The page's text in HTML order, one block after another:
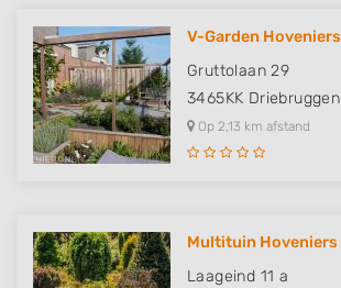
V-Garden Hoveniers
Gruttolaan 29
3465KK Driebruggen
Op 2,13 km afstand
Multituin Hoveniers
Laageind 11 a